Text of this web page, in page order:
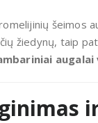
šeimos
žiedynų, taip